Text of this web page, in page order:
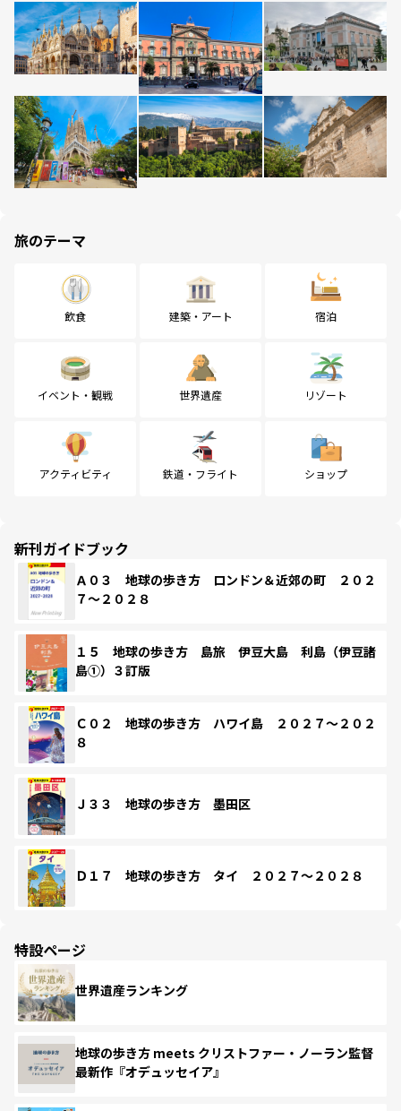
旅のテーマ
飲食 建築・アート 宿泊
イベント・観戦 世界遺産 リゾート
アクティビティ 鉄道・フライト ショップ
新刊ガイドブック
Ａ０３ 地球の歩き方 ロンドン＆近郊の町 ２０２
７～２０２８
１５ 地球の歩き方 島旅 伊豆大島 利島（伊豆諸
島①）３訂版
Ｃ０２ 地球の歩き方 ハワイ島 ２０２７～２０２
８
Ｊ３３ 地球の歩き方 墨田区
Ｄ１７ 地球の歩き方 タイ ２０２７～２０２８
特設ページ
世界遺産ランキング
地球の歩き方 meets クリストファー・ノーラン監督
最新作『オデュッセイア』